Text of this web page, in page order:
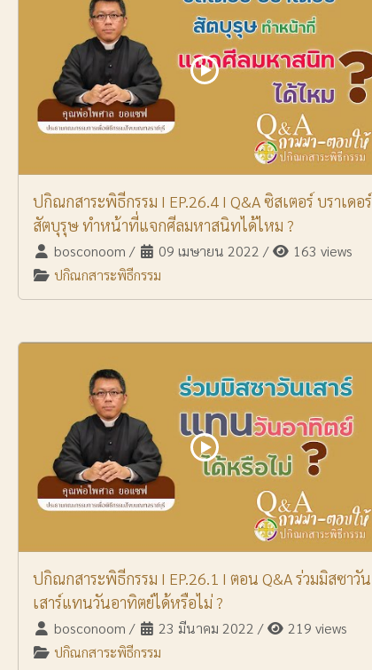
ปกิณกสาระพิธีกรรม I EP.26.4 I Q&A ซิสเตอร์ บราเดอร์
สัตบุรุษ ทำหน้าที่แจกศีลมหาสนิทได้ไหม ?
bosconoom / 09 เมษายน 2022 /
163 views
ปกิณกสาระพิธีกรรม
ปกิณกสาระพิธีกรรม I EP.26.1 I ตอน Q&A ร่วมมิสซาวัน
เสาร์แทนวันอาทิตย์ได้หรือไม่ ?
bosconoom / 23 มีนาคม 2022 /
219 views
ปกิณกสาระพิธีกรรม